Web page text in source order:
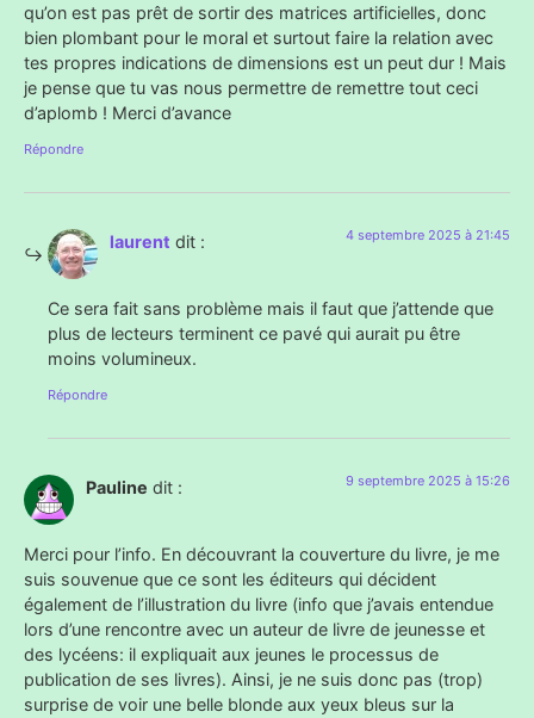
qu’on est pas prêt de sortir des matrices artificielles, donc
bien plombant pour le moral et surtout faire la relation avec
tes propres indications de dimensions est un peut dur ! Mais
je pense que tu vas nous permettre de remettre tout ceci
d’aplomb ! Merci d’avance
Répondre
laurent dit : 4 septembre 2025 à 21:45
Ce sera fait sans problème mais il faut que j’attende que
plus de lecteurs terminent ce pavé qui aurait pu être
moins volumineux.
Répondre
Pauline dit : 9 septembre 2025 à 15:26
Merci pour l’info. En découvrant la couverture du livre, je me
suis souvenue que ce sont les éditeurs qui décident
également de l’illustration du livre (info que j’avais entendue
lors d’une rencontre avec un auteur de livre de jeunesse et
des lycéens: il expliquait aux jeunes le processus de
publication de ses livres). Ainsi, je ne suis donc pas (trop)
surprise de voir une belle blonde aux yeux bleus sur la